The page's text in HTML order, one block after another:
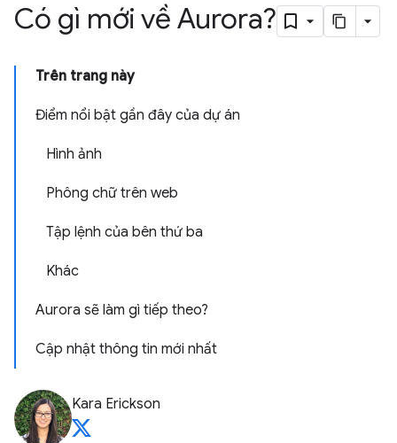
Có gì mới về Aurora?
Trên trang này
Điểm nổi bật gần đây của dự án
Hình ảnh
Phông chữ trên web
Tập lệnh của bên thứ ba
Khác
Aurora sẽ làm gì tiếp theo?
Cập nhật thông tin mới nhất
Kara Erickson